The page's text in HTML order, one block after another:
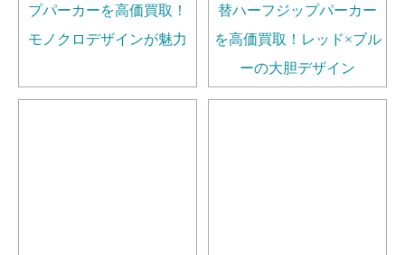
プパーカーを高価買取！
モノクロデザインが魅力
替ハーフジップパーカー
を高価買取！レッド×ブル
ーの大胆デザイン